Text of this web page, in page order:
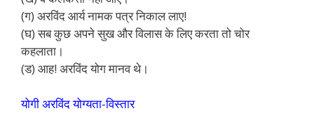
(ग) अरविंद आर्य नामक पत्र निकाल लाए!
(घ) सब कुछ अपने सुख और विलास के लिए करता तो चोर
कहलाता।
(ड) आह! अरविंद योग मानव थे।
योगी अरविंद योग्यता-विस्तार